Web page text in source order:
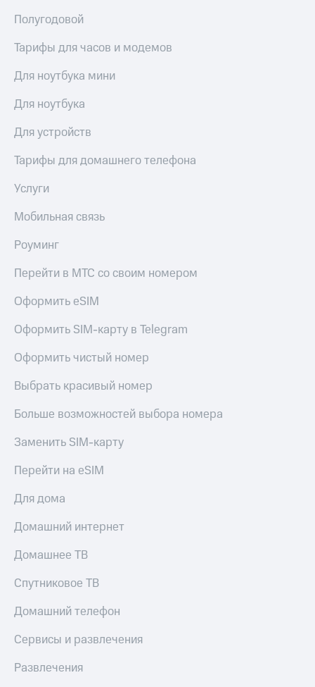
Полугодовой
Тарифы для часов и модемов
Для ноутбука мини
Для ноутбука
Для устройств
Тарифы для домашнего телефона
Услуги
Мобильная связь
Роуминг
Перейти в МТС со своим номером
Оформить eSIM
Оформить SIM-карту в Telegram
Оформить чистый номер
Выбрать красивый номер
Больше возможностей выбора номера
Заменить SIM-карту
Перейти на eSIM
Для дома
Домашний интернет
Домашнее ТВ
Спутниковое ТВ
Домашний телефон
Сервисы и развлечения
Развлечения